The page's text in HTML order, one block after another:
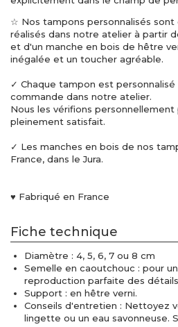
☆ Nos tampons personnalisés sont
réalisés dans notre atelier à partir
et d'un manche en bois de hêtre
inégalée et un toucher agréable.
✓ Chaque tampon est
commande dans notre atelier.
Nous les vérifions
pleinement satisfait.
✓ Les manches en bois de nos
France, dans le Jura.
♥ Fabriqué en France
Fiche technique
Diamètre : 4, 5, 6, 7 ou 8 cm
Semelle en caoutchouc : pour
reproduction parfaite des
Support : en hêtre verni.
Conseils d'entretien : Nettoyez
lingette ou un eau savonneuse.